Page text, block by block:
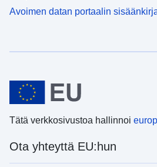
Avoimen datan portaalin
Tätä verkkosivustoa hallinnoi
Ota yhteyttä EU:hun